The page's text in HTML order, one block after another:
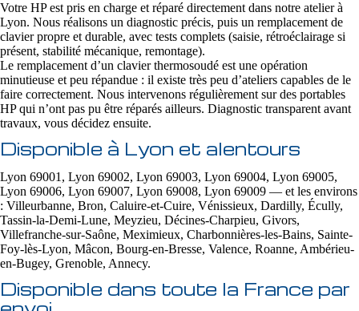
Votre HP est pris en charge et réparé directement dans notre atelier à
Lyon. Nous réalisons un diagnostic précis, puis un remplacement de
clavier propre et durable, avec tests complets (saisie, rétroéclairage si
présent, stabilité mécanique, remontage).
Le remplacement d’un clavier thermosoudé est une opération
minutieuse et peu répandue : il existe très peu d’ateliers capables de le
faire correctement. Nous intervenons régulièrement sur des portables
HP qui n’ont pas pu être réparés ailleurs. Diagnostic transparent avant
travaux, vous décidez ensuite.
Disponible à Lyon et alentours
Lyon 69001, Lyon 69002, Lyon 69003, Lyon 69004, Lyon 69005,
Lyon 69006, Lyon 69007, Lyon 69008, Lyon 69009 — et les environs
: Villeurbanne, Bron, Caluire-et-Cuire, Vénissieux, Dardilly, Écully,
Tassin-la-Demi-Lune, Meyzieu, Décines-Charpieu, Givors,
Villefranche-sur-Saône, Meximieux, Charbonnières-les-Bains, Sainte-
Foy-lès-Lyon, Mâcon, Bourg-en-Bresse, Valence, Roanne, Ambérieu-
en-Bugey, Grenoble, Annecy.
Disponible dans toute la France par